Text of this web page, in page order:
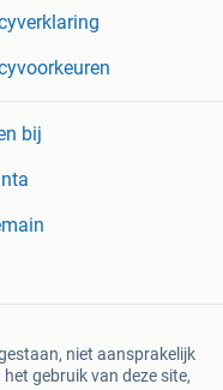
bij
niet aansprakelijk
gebruik van deze site,